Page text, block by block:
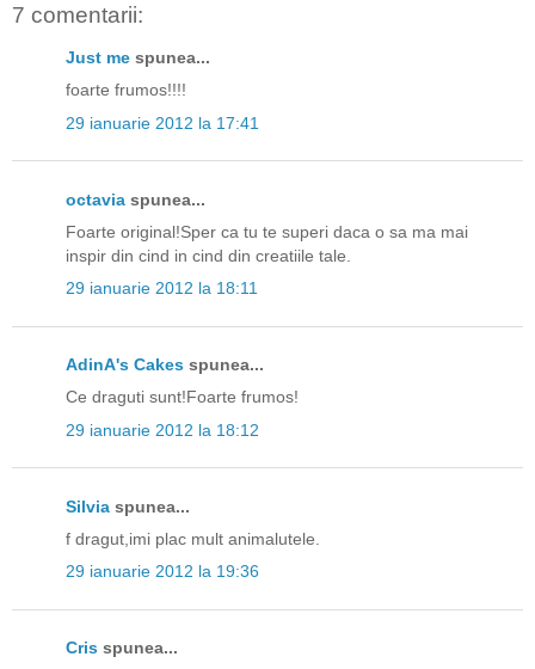
7 comentarii:
Just me spunea...
foarte frumos!!!!
29 ianuarie 2012 la 17:41
octavia spunea...
Foarte original!Sper ca tu te superi daca o sa ma mai
inspir din cind in cind din creatiile tale.
29 ianuarie 2012 la 18:11
AdinA's Cakes spunea...
Ce draguti sunt!Foarte frumos!
29 ianuarie 2012 la 18:12
Silvia spunea...
f dragut,imi plac mult animalutele.
29 ianuarie 2012 la 19:36
Cris spunea...